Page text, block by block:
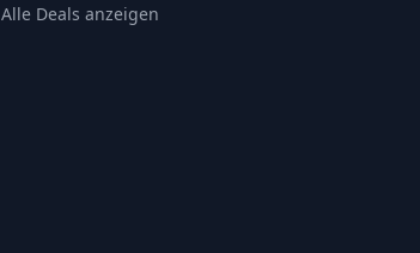
Alle Deals anzeigen